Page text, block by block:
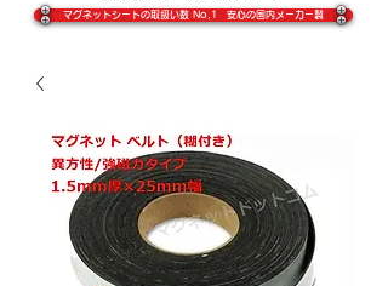
マグネットシートの取扱い数 No,1 安心の国内メーカー製